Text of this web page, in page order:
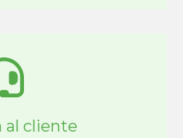
al cliente